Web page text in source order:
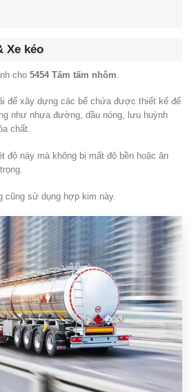
Xe kéo
cho 5454 Tấm tấm nhôm
để xây dựng các bể chứa được thiết kế để
như nhựa đường, dầu nóng, lưu huỳnh
chất.
độ này mà không bị mất độ bền hoặc ăn
cũng sử dụng hợp kim này.